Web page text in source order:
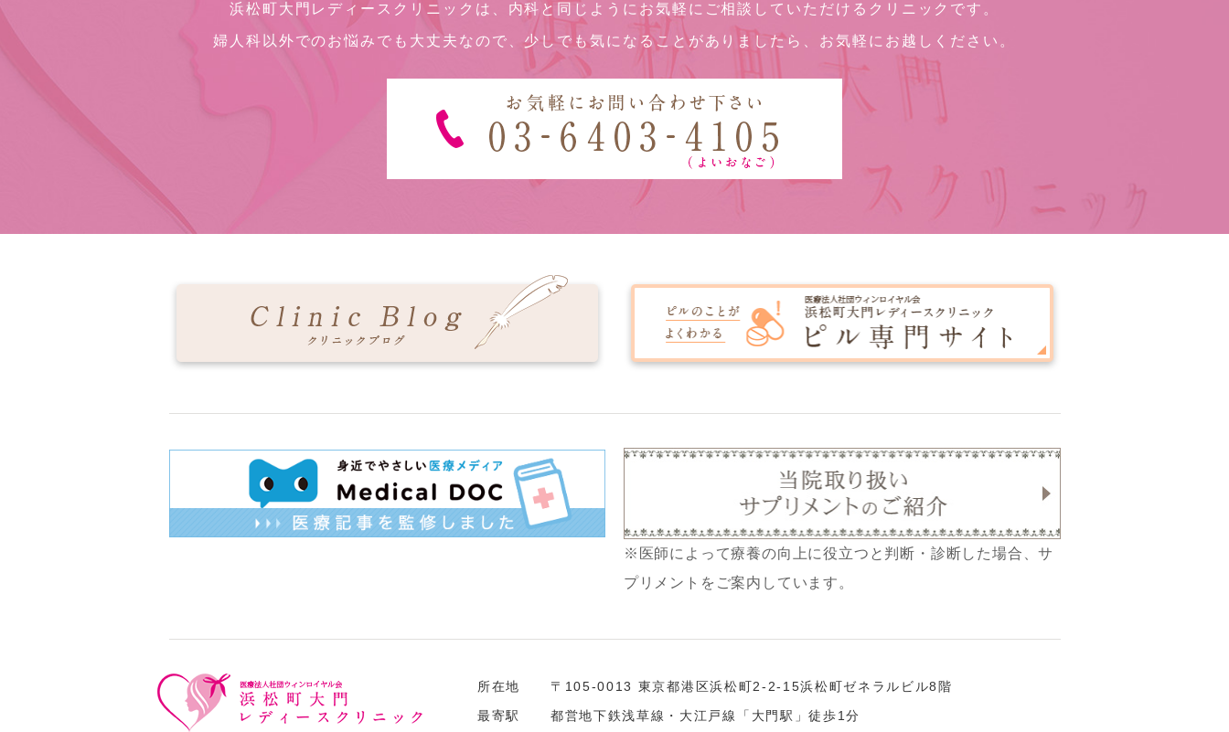
浜松町大門レディースクリニックは、内科と同じようにお気軽にご相談していただけるクリニックです。
婦人科以外でのお悩みでも大丈夫なので、少しでも気になることがありましたら、お気軽にお越しください。
※医師によって療養の向上に役立つと判断・診断した場合、サ
プリメントをご案内しています。
所在地
〒105-0013 東京都港区浜松町2-2-15浜松町ゼネラルビル8階
最寄駅
都営地下鉄浅草線・大江戸線「大門駅」徒歩1分